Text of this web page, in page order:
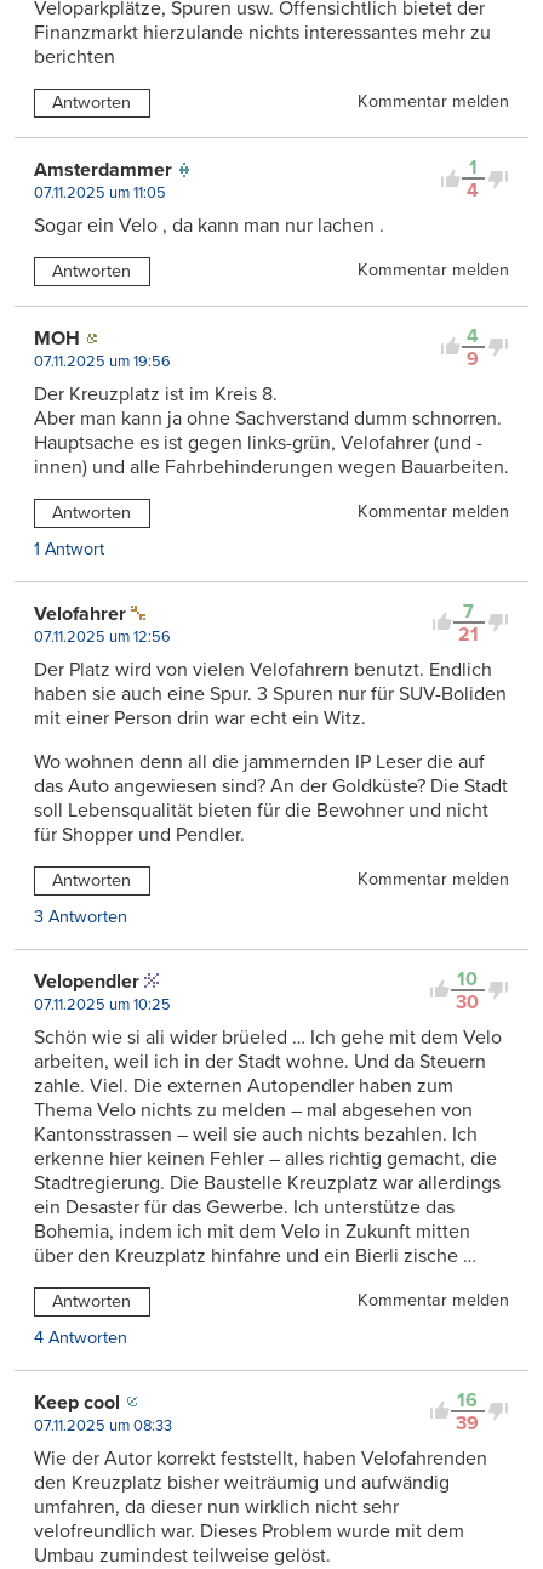
Veloparkplätze, Spuren usw. Offensichtlich bietet der
Finanzmarkt hierzulande nichts interessantes mehr zu
berichten
Antworten Kommentar melden
1
4
Amsterdammer
07.11.2025 um 11:05
Sogar ein Velo , da kann man nur lachen .
Antworten Kommentar melden
4
9
MOH
07.11.2025 um 19:56
Der Kreuzplatz ist im Kreis 8.
Aber man kann ja ohne Sachverstand dumm schnorren.
Hauptsache es ist gegen links-grün, Velofahrer (und -
innen) und alle Fahrbehinderungen wegen Bauarbeiten.
Antworten
Kommentar melden
1 Antwort
7
21
Velofahrer
07.11.2025 um 12:56
Der Platz wird von vielen Velofahrern benutzt. Endlich
haben sie auch eine Spur. 3 Spuren nur für SUV-Boliden
mit einer Person drin war echt ein Witz.
Wo wohnen denn all die jammernden IP Leser die auf
das Auto angewiesen sind? An der Goldküste? Die Stadt
soll Lebensqualität bieten für die Bewohner und nicht
für Shopper und Pendler.
Antworten
Kommentar melden
3 Antworten
10
30
Velopendler
07.11.2025 um 10:25
Schön wie si ali wider brüeled … Ich gehe mit dem Velo
arbeiten, weil ich in der Stadt wohne. Und da Steuern
zahle. Viel. Die externen Autopendler haben zum
Thema Velo nichts zu melden – mal abgesehen von
Kantonsstrassen – weil sie auch nichts bezahlen. Ich
erkenne hier keinen Fehler – alles richtig gemacht, die
Stadtregierung. Die Baustelle Kreuzplatz war allerdings
ein Desaster für das Gewerbe. Ich unterstütze das
Bohemia, indem ich mit dem Velo in Zukunft mitten
über den Kreuzplatz hinfahre und ein Bierli zische …
Antworten
Kommentar melden
4 Antworten
16
39
Keep cool
07.11.2025 um 08:33
Wie der Autor korrekt feststellt, haben Velofahrenden
den Kreuzplatz bisher weiträumig und aufwändig
umfahren, da dieser nun wirklich nicht sehr
velofreundlich war. Dieses Problem wurde mit dem
Umbau zumindest teilweise gelöst.